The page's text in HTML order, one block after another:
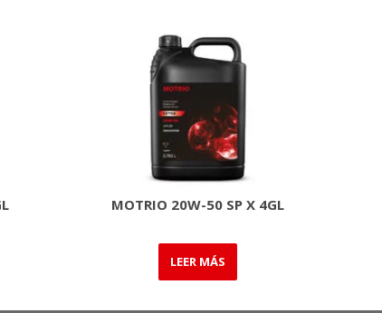
MOTRIO 20W-50 SP X 4GL
LEER MÁS